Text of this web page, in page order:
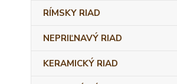
RÍMSKY RIAD
NEPRIĽNAVÝ RIAD
KERAMICKÝ RIAD